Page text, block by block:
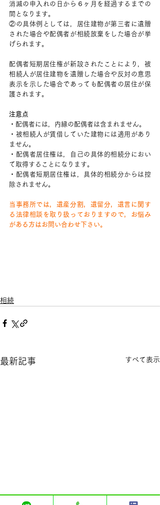
消滅の申入れの日から６ヶ月を経過するまでの
間となります。
②の具体例としては，居住建物が第三者に遺贈
された場合や配偶者が相続放棄をした場合が挙
げられます。
配偶者短期居住権が新設されたことにより，被
相続人が居住建物を遺贈した場合や反対の意思
表示を示した場合であっても配偶者の居住が保
護されます。
注意点
・配偶者には，内縁の配偶者は含まれません。
・被相続人が賃借していた建物には適用があり
ません。
・配偶者居住権は，自己の具体的相続分におい
て取得することになります。
・配偶者短期居住権は，具体的相続分からは控
除されません。
当事務所では，遺産分割，遺留分，遺言に関す
る法律相談を取り扱っておりますので，お悩み
がある方はお問い合わせ下さい。
相続
最新記事 すべて表示